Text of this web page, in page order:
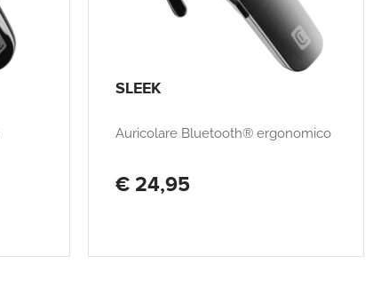
SLEEK
Auricolare Bluetooth® ergonomico
€ 24,95